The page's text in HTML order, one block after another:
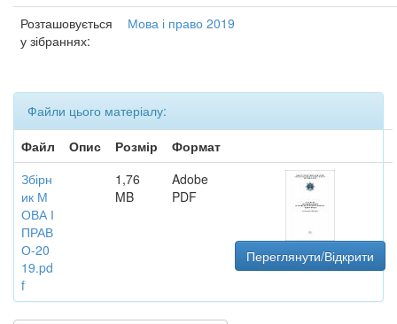
Розташовується
у зібраннях:
Мова і право 2019
Файли цього матеріалу:
Файл
Опис Розмір
Формат
Збірн
ик М
ОВА І
ПРАВ
О-20
19.pd
f
1,76
MB
Adobe
PDF
Переглянути/Відкрити